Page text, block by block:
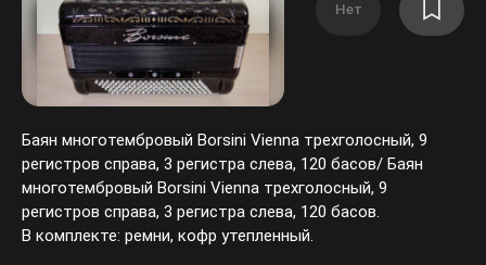
Нет
Баян многотембровый Borsini Vienna трехголосный, 9
регистров справа, 3 регистра слева, 120 басов/ Баян
многотембровый Borsini Vienna трехголосный, 9
регистров справа, 3 регистра слева, 120 басов.
В комплекте: ремни, кофр утепленный.